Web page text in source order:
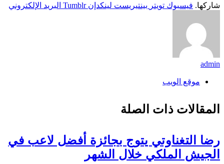
شاركها. فيسبوك تويتر بينتيريست لينكدإن Tumblr البريد الإلكتروني
admin
موقع الويب
المقالات ذات الصلة
رضا التغناوتي يتوج بجائزة أفضل لاعب في
الجيش الملكي خلال الشهر